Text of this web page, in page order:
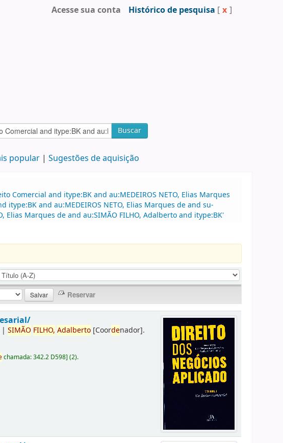
Acesse sua conta Histórico de pesquisa [ x ]
Buscar
popular Sugestões de aquisição
Comercial and itype:BK and au:MEDEIROS NETO, Elias Marques
and au:MEDEIROS NETO, Elias Marques de and su-
Elias Marques de and au:SIMÃO FILHO, Adalberto and itype:BK'
|SIMÃO FILHO, Adalberto [Coordenador].
chamada:342.2 D598](2).